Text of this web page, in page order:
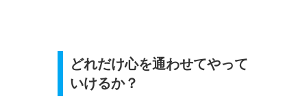
どれだけ心を通わせてやって
いけるか？